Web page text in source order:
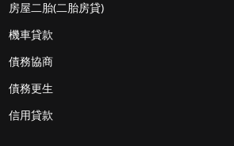
房屋二胎(二胎房貸)
機車貸款
債務協商
債務更生
信用貸款